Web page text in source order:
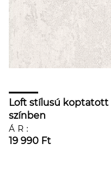
Loft stílusú
színben
ÁR:
19 990 Ft